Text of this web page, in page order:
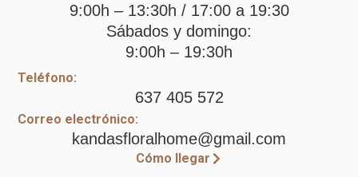
9:00h – 13:30h / 17:00 a 19:30
Sábados y domingo:
9:00h – 19:30h
Teléfono:
637 405 572
Correo electrónico:
kandasfloralhome@gmail.com
Cómo llegar